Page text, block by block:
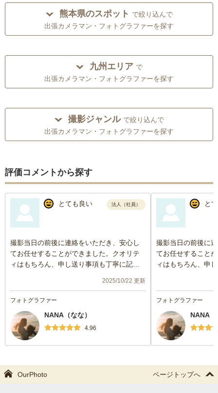
熊本県のスポット で絞り込んで
出張カメラマン・フォトグラファーを探す
九州エリア で
出張カメラマン・フォトグラファーを探す
撮影ジャンル で絞り込んで
出張カメラマン・フォトグラファーを探す
評価コメントから探す
とても良い 法人（社員）
撮影当日の前後に連絡をいただき、安心し
てお任せすることができました。クオリテ
ィはもちろん、申し送り事項も丁寧に記載
2025/10/22 更新
フォトグラファー
NANA（なな）
4.96
と
撮影当日の前後に
てお任せすること
ィはもちろん、申
フォトグラファー
NANA
OurPhoto ページトップへ